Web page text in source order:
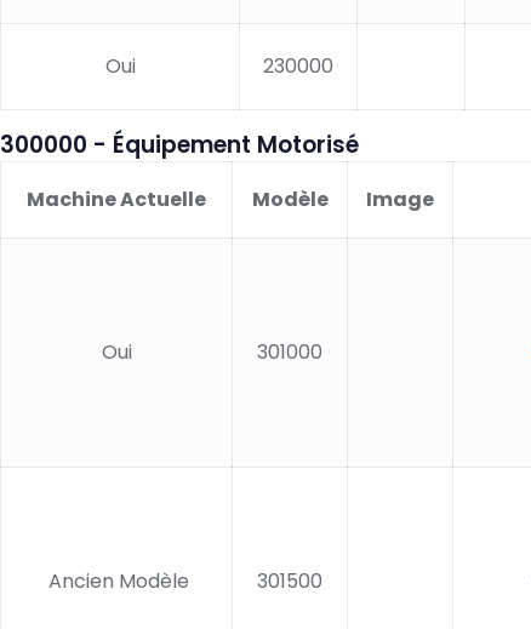
Oui 230000
300000 - Équipement Motorisé
Machine Actuelle Modèle Image
Oui 301000
Ancien Modèle 301500